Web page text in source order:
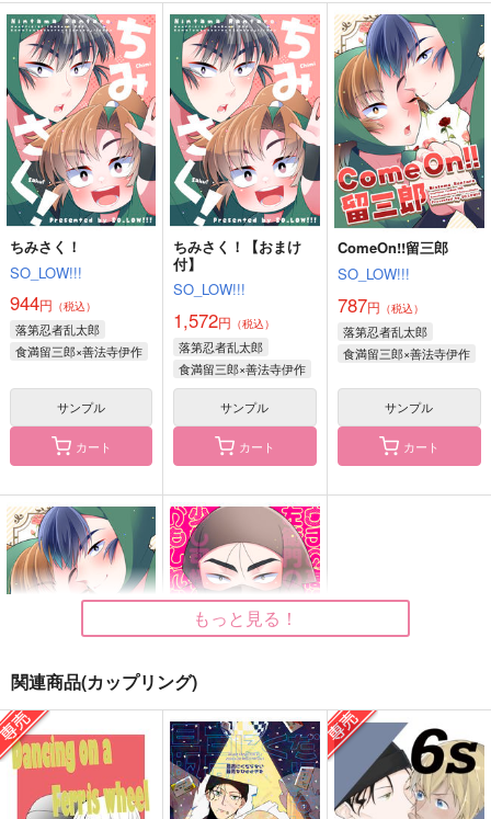
ちみさく！
SO_LOW!!!
944円 （税込）
食満留三郎×善法寺伊作
サンプル
作品詳細
ウチの高坂陣内左衛門
の様子は少し可怪しい
のかもしれない。
SO_LOW!!!
629円 （税込）
雑渡昆奈門×高坂陣内左衛門
サンプル
作品詳細
だいすき！ぬいがしら
CHI_LOW!!!
787円（税込）
雑渡昆奈門
サンプル
作品詳細
おとなりの運命
星林檎
472円（税込）
降谷零×風見裕也
サンプル
作品詳細
せんぬい【おまけ付】
どんぶり三昧
629円（税込）
赤井秀一×安室透
サンプル
雑渡昆奈門
サンプル
ちみさく！
SO_LOW!!!
944円 （税込）
落第忍者乱太郎
食満留三郎×善法寺伊作
サンプル
カート
ちみさく！【おまけ
付】
SO_LOW!!!
1,572円 （税込）
落第忍者乱太郎
食満留三郎×善法寺伊作
サンプル
カート
ComeOn!!留三郎
SO_LOW!!!
787円 （税込）
落第忍者乱太郎
食満留三郎×善法寺伊作
サンプル
カート
ComeOn!!留三郎【お
まけ付】
SO_LOW!!!
1,572円
ウチの高坂陣内左衛門
の様子は少し可怪しい
のかもしれない。
SO_LOW!!!
629円
もっと見る！
関連商品(カップリング)